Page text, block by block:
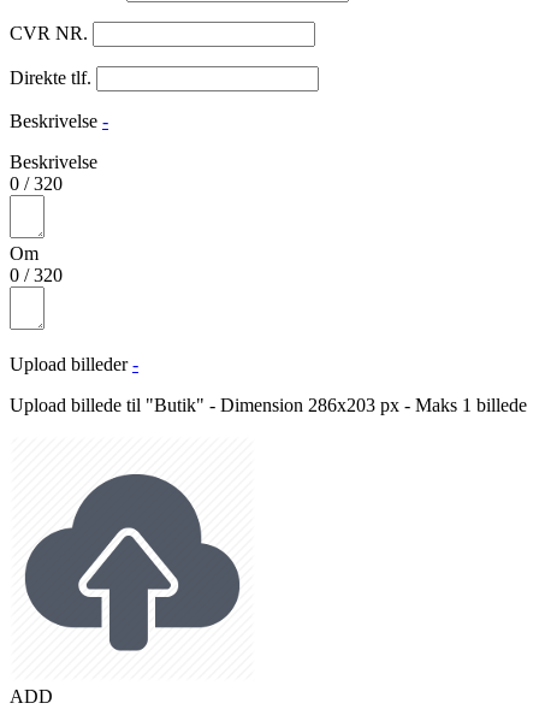
CVR NR.
Direkte tlf.
Beskrivelse -
Beskrivelse
0 /320
Om
0 /320
Upload billeder -
Upload billede til "Butik" - Dimension 286x203 px - Maks 1 billede
ADD